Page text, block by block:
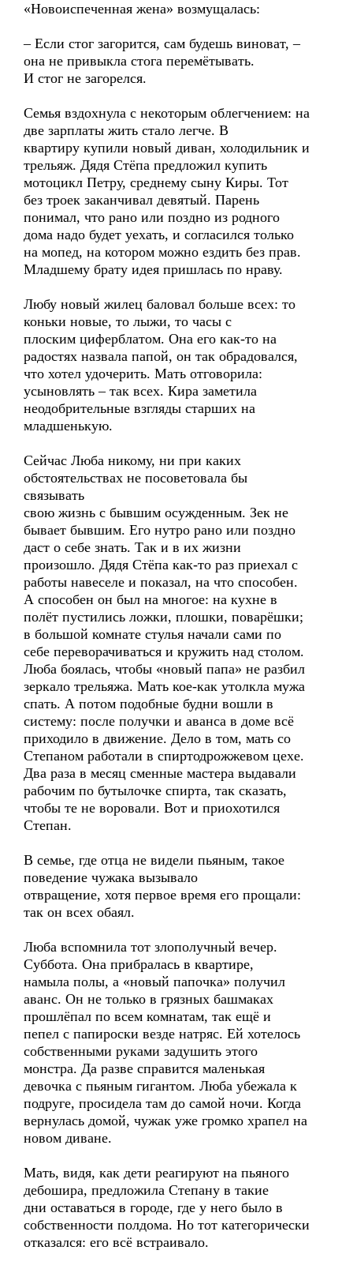
«Новоиспеченная жена» возмущалась:
– Если стог загорится, сам будешь виноват, –
она не привыкла стога перемётывать.
И стог не загорелся.
Семья вздохнула с некоторым облегчением: на
две зарплаты жить стало легче. В
квартиру купили новый диван, холодильник и
трельяж. Дядя Стёпа предложил купить
мотоцикл Петру, среднему сыну Киры. Тот
без троек заканчивал девятый. Парень
понимал, что рано или поздно из родного
дома надо будет уехать, и согласился только
на мопед, на котором можно ездить без прав.
Младшему брату идея пришлась по нраву.
Любу новый жилец баловал больше всех: то
коньки новые, то лыжи, то часы с
плоским циферблатом. Она его как-то на
радостях назвала папой, он так обрадовался,
что хотел удочерить. Мать отговорила:
усыновлять – так всех. Кира заметила
неодобрительные взгляды старших на
младшенькую.
Сейчас Люба никому, ни при каких
обстоятельствах не посоветовала бы
связывать
свою жизнь с бывшим осужденным. Зек не
бывает бывшим. Его нутро рано или поздно
даст о себе знать. Так и в их жизни
произошло. Дядя Стёпа как-то раз приехал с
работы навеселе и показал, на что способен.
А способен он был на многое: на кухне в
полёт пустились ложки, плошки, поварёшки;
в большой комнате стулья начали сами по
себе переворачиваться и кружить над столом.
Люба боялась, чтобы «новый папа» не разбил
зеркало трельяжа. Мать кое-как утолкла мужа
спать. А потом подобные будни вошли в
систему: после получки и аванса в доме всё
приходило в движение. Дело в том, мать со
Степаном работали в спиртодрожжевом цехе.
Два раза в месяц сменные мастера выдавали
рабочим по бутылочке спирта, так сказать,
чтобы те не воровали. Вот и приохотился
Степан.
В семье, где отца не видели пьяным, такое
поведение чужака вызывало
отвращение, хотя первое время его прощали:
так он всех обаял.
Люба вспомнила тот злополучный вечер.
Суббота. Она прибралась в квартире,
намыла полы, а «новый папочка» получил
аванс. Он не только в грязных башмаках
прошлёпал по всем комнатам, так ещё и
пепел с папироски везде натряс. Ей хотелось
собственными руками задушить этого
монстра. Да разве справится маленькая
девочка с пьяным гигантом. Люба убежала к
подруге, просидела там до самой ночи. Когда
вернулась домой, чужак уже громко храпел на
новом диване.
Мать, видя, как дети реагируют на пьяного
дебошира, предложила Степану в такие
дни оставаться в городе, где у него было в
собственности полдома. Но тот категорически
отказался: его всё встраивало.